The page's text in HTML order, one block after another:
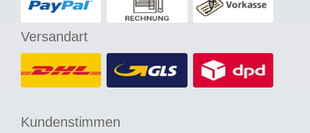
Versandart
Kundenstimmen